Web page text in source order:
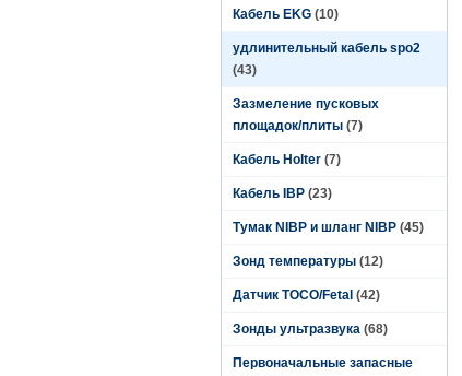
Кабель EKG (10)
удлинительный кабель spo2
(43)
Зазмеление пусковых
площадок/плиты (7)
Кабель Holter (7)
Кабель IBP (23)
Тумак NIBP и шланг NIBP (45)
Зонд температуры (12)
Датчик TOCO/Fetal (42)
Зонды ультразвука (68)
Первоначальные запасные